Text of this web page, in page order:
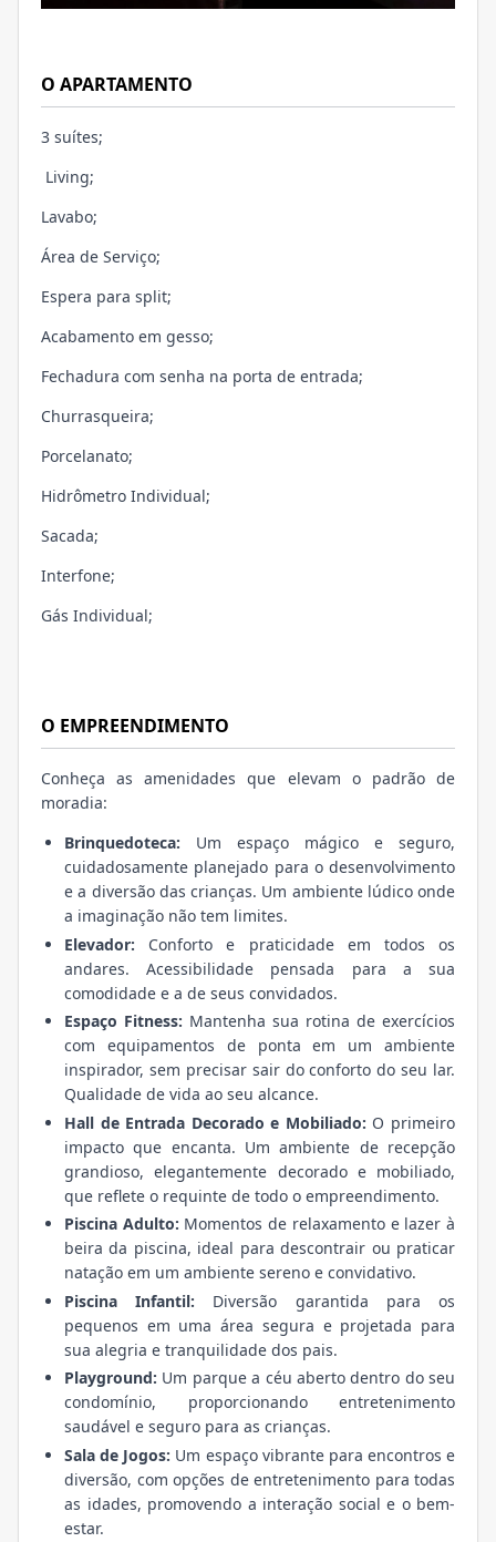
O APARTAMENTO
3 suítes;
Living;
Lavabo;
Área de Serviço;
Espera para split;
Acabamento em gesso;
Fechadura com senha na porta de entrada;
Churrasqueira;
Porcelanato;
Hidrômetro Individual;
Sacada;
Interfone;
Gás Individual;
O EMPREENDIMENTO
Conheça as amenidades que elevam o padrão de
moradia:
Brinquedoteca: Um espaço mágico e seguro,
cuidadosamente planejado para o desenvolvimento
e a diversão das crianças. Um ambiente lúdico onde
a imaginação não tem limites.
Elevador: Conforto e praticidade em todos os
andares. Acessibilidade pensada para a sua
comodidade e a de seus convidados.
Espaço Fitness: Mantenha sua rotina de exercícios
com equipamentos de ponta em um ambiente
inspirador, sem precisar sair do conforto do seu lar.
Qualidade de vida ao seu alcance.
Hall de Entrada Decorado e Mobiliado: O primeiro
impacto que encanta. Um ambiente de recepção
grandioso, elegantemente decorado e mobiliado,
que reflete o requinte de todo o empreendimento.
Piscina Adulto: Momentos de relaxamento e lazer à
beira da piscina, ideal para descontrair ou praticar
natação em um ambiente sereno e convidativo.
Piscina Infantil: Diversão garantida para os
pequenos em uma área segura e projetada para
sua alegria e tranquilidade dos pais.
Playground: Um parque a céu aberto dentro do seu
condomínio, proporcionando entretenimento
saudável e seguro para as crianças.
Sala de Jogos: Um espaço vibrante para encontros e
diversão, com opções de entretenimento para todas
as idades, promovendo a interação social e o bem-
estar.